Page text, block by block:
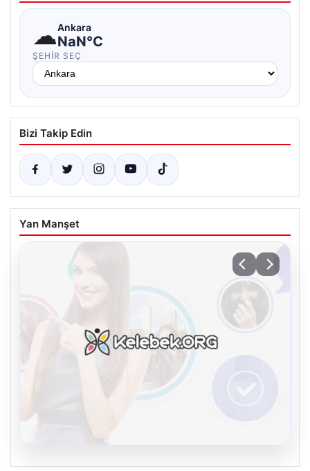
☁Ankara
NaN°C
ŞEHIR SEÇ
Bizi Takip Edin
Yan Manşet